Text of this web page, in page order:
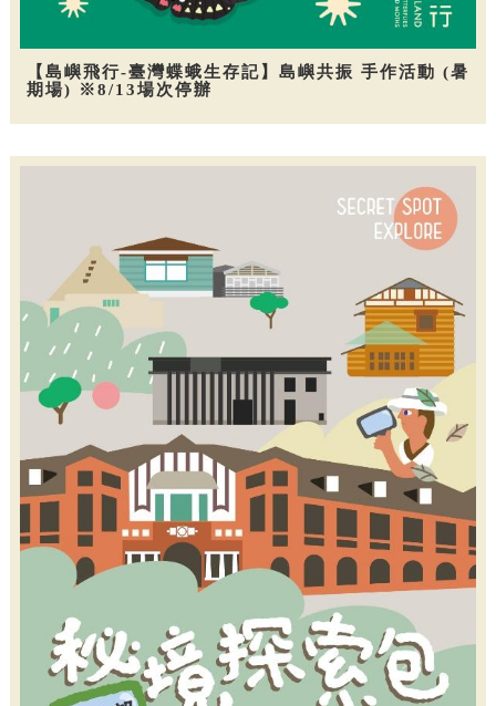
【島嶼飛行-臺灣蝶蛾生存記】島嶼共振 手作活動 (暑
期場) ※8/13場次停辦